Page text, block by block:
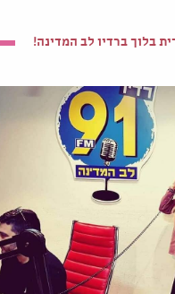
בלוך ברדיו לב המדינה!